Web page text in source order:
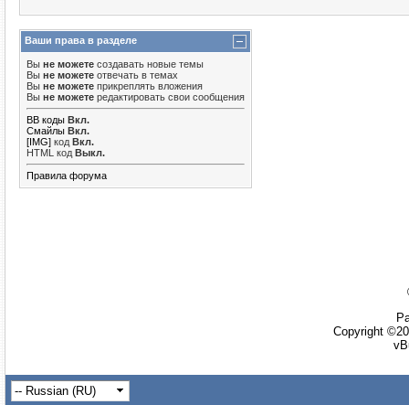
Ваши права в разделе
Вы не можете создавать новые темы
Вы не можете отвечать в темах
Вы не можете прикреплять вложения
Вы не можете редактировать свои сообщения
BB коды Вкл.
Смайлы Вкл.
[IMG] код Вкл.
HTML код Выкл.
Правила форума
Copyright